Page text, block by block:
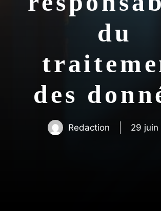
du
des
Redaction 29 juin